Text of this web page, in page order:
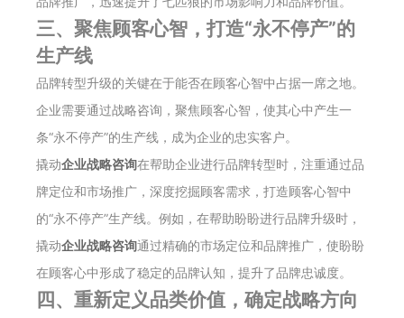
三、聚焦顾客心智，打造“永不停产”的
生产线
品牌转型升级的关键在于能否在顾客心智中占据一席之地。
企业需要通过战略咨询，聚焦顾客心智，使其心中产生一
条“永不停产”的生产线，成为企业的忠实客户。
撬动企业战略咨询在帮助企业进行品牌转型时，注重通过品
牌定位和市场推广，深度挖掘顾客需求，打造顾客心智中
的“永不停产”生产线。例如，在帮助盼盼进行品牌升级时，
撬动企业战略咨询通过精确的市场定位和品牌推广，使盼盼
在顾客心中形成了稳定的品牌认知，提升了品牌忠诚度。
四、重新定义品类价值，确定战略方向